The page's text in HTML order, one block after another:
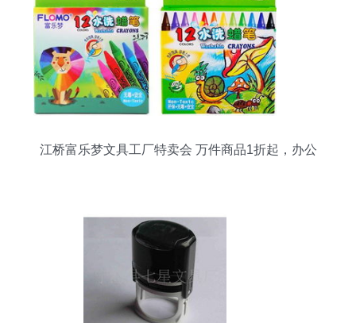
江桥富乐梦文具工厂特卖会 万件商品1折起，办公